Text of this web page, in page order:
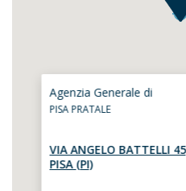
Agenzia Generale di
PISA PRATALE
VIA ANGELO BATTELLI
PISA (PI)